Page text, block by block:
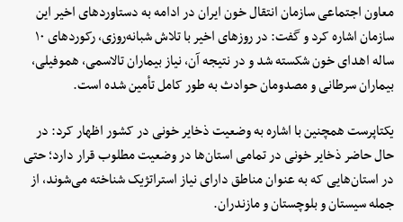
معاون اجتماعی سازمان انتقال خون ایران در ادامه به دستاوردهای اخیر این
سازمان اشاره کرد و گفت: در روزهای اخیر با تلاش شبانه‌روزی، رکوردهای ۱۰
ساله اهدای خون شکسته شد و در نتیجه آن، نیاز بیماران تالاسمی، هموفیلی،
بیماران سرطانی و مصدومان حوادث به طور کامل تأمین شده است.
یکتاپرست همچنین با اشاره به وضعیت ذخایر خونی در کشور اظهار کرد: در
حال حاضر ذخایر خونی در تمامی استان‌ها در وضعیت مطلوب قرار دارد؛ حتی
در استان‌هایی که به عنوان مناطق دارای نیاز استراتژیک شناخته می‌شوند، از
جمله سیستان و بلوچستان و مازندران.